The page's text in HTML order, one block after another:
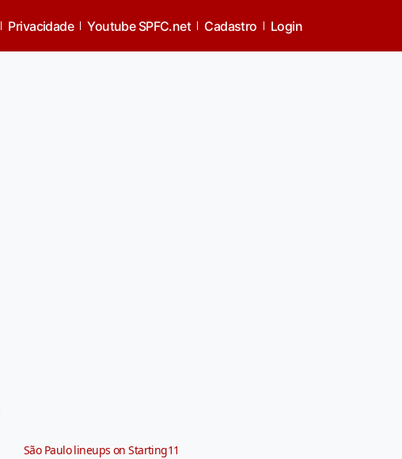
Privacidade Youtube SPFC.net Cadastro Login
São Paulo lineups on Starting11